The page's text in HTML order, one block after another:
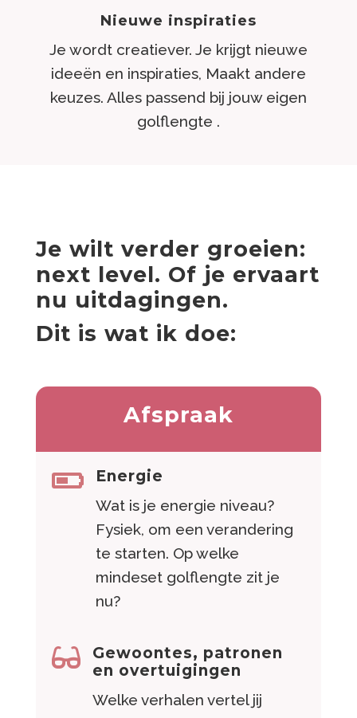
Nieuwe inspiraties
Je wordt creatiever. Je krijgt nieuwe
ideeën en inspiraties, Maakt andere
keuzes. Alles passend bij jouw eigen
golflengte .
Je wilt verder groeien:
next level. Of je ervaart
nu uitdagingen.
Dit is wat ik doe:
Afspraak
 Energie
Wat is je energie niveau?
Fysiek, om een verandering
te starten. Op welke
mindeset golflengte zit je
nu?

Gewoontes, patronen
en overtuigingen
Welke verhalen vertel jij